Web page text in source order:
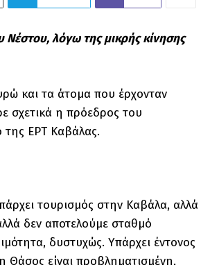
λόγω της μικρής κίνησης
και τα άτομα που έρχονταν
σχετικά η πρόεδρος του
της ΕΡΤ Καβάλας.
τουρισμός στην Καβάλα, αλλά
δεν αποτελούμε σταθμό
δυστυχώς. Υπάρχει έντονος
Θάσος είναι προβληματισμένη,